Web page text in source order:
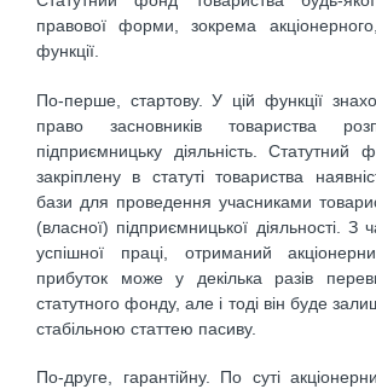
правової форми, зокрема
функції.
По-перше, стартову. У цій функції
право засновників товариства
підприємницьку діяльність. Статутний
закріплену в статуті товариства
бази для проведення учасниками
(власної) підприємницької діяльності. З
успішної праці, отриманий
прибуток може у декілька разів
статутного фонду, але і тоді він буде
стабільною статтею пасиву.
По-друге, гарантійну. По суті